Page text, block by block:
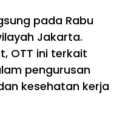
pada Rabu
Jakarta.
OTT ini terkait
pengurusan
kesehatan kerja